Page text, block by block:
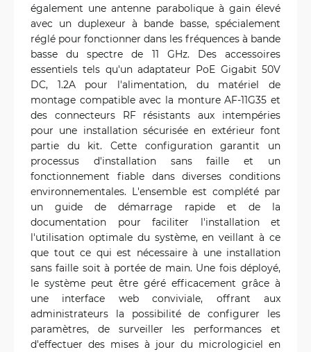
également une antenne parabolique à gain élevé
avec un duplexeur à bande basse, spécialement
réglé pour fonctionner dans les fréquences à bande
basse du spectre de 11 GHz. Des accessoires
essentiels tels qu'un adaptateur PoE Gigabit 50V
DC, 1.2A pour l'alimentation, du matériel de
montage compatible avec la monture AF-11G35 et
des connecteurs RF résistants aux intempéries
pour une installation sécurisée en extérieur font
partie du kit. Cette configuration garantit un
processus d'installation sans faille et un
fonctionnement fiable dans diverses conditions
environnementales. L'ensemble est complété par
un guide de démarrage rapide et de la
documentation pour faciliter l'installation et
l'utilisation optimale du système, en veillant à ce
que tout ce qui est nécessaire à une installation
sans faille soit à portée de main. Une fois déployé,
le système peut être géré efficacement grâce à
une interface web conviviale, offrant aux
administrateurs la possibilité de configurer les
paramètres, de surveiller les performances et
d'effectuer des mises à jour du micrologiciel en